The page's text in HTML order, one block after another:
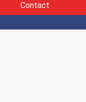
Contact